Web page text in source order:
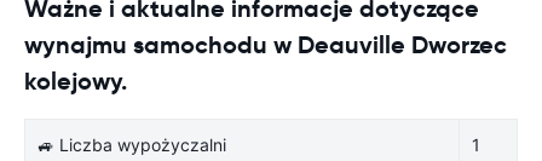
Ważne i aktualne informacje dotyczące
wynajmu samochodu w Deauville Dworzec
kolejowy.
🚙 Liczba wypożyczalni 1